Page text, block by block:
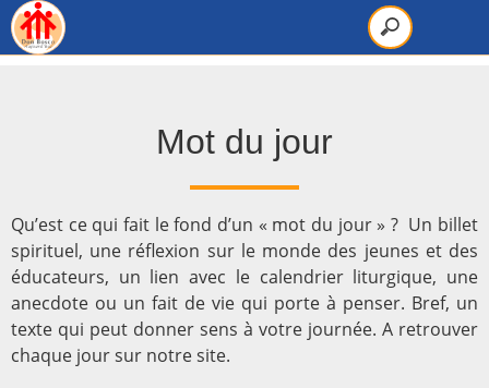
Mot du jour
Qu’est ce qui fait le fond d’un « mot du jour » ? Un billet
spirituel, une réflexion sur le monde des jeunes et des
éducateurs, un lien avec le calendrier liturgique, une
anecdote ou un fait de vie qui porte à penser. Bref, un
texte qui peut donner sens à votre journée. A retrouver
chaque jour sur notre site.